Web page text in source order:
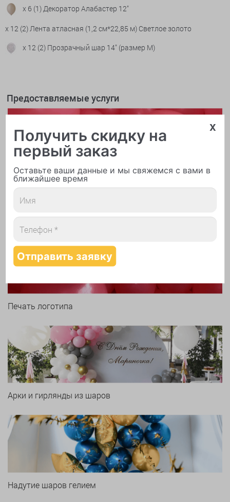
x 6 (1) Декоратор Алабастер 12"
x 12 (2) Лента атласная (1,2 см*22,85 м) Светлое золото
x 12 (2) Прозрачный шар 14" (размер М)
Предоставляемые услуги
Печать логотипа
Арки и гирлянды из шаров
Надутие шаров гелием
x
Получить скидку на
первый заказ
Оставьте ваши данные и мы свяжемся с вами в
ближайшее время